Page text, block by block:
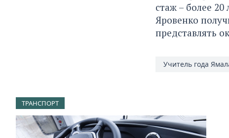
стаж – более
Яровенко
представлять
Учитель года
ТРАНСПОРТ